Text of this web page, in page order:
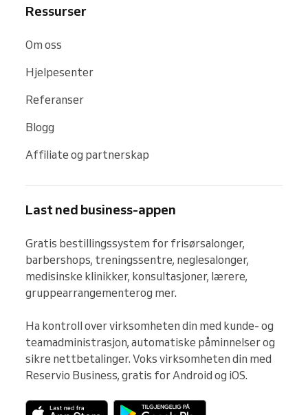
Ressurser
Om oss
Hjelpesenter
Referanser
Blogg
Affiliate og partnerskap
Last ned business-appen
Gratis bestillingssystem for frisørsalonger,
barbershops, treningssentre, neglesalonger,
medisinske klinikker, konsultasjoner, lærere,
gruppearrangementerog mer.
Ha kontroll over virksomheten din med kunde- og
teamadministrasjon, automatiske påminnelser og
sikre nettbetalinger. Voks virksomheten din med
Reservio Business, gratis for Android og iOS.